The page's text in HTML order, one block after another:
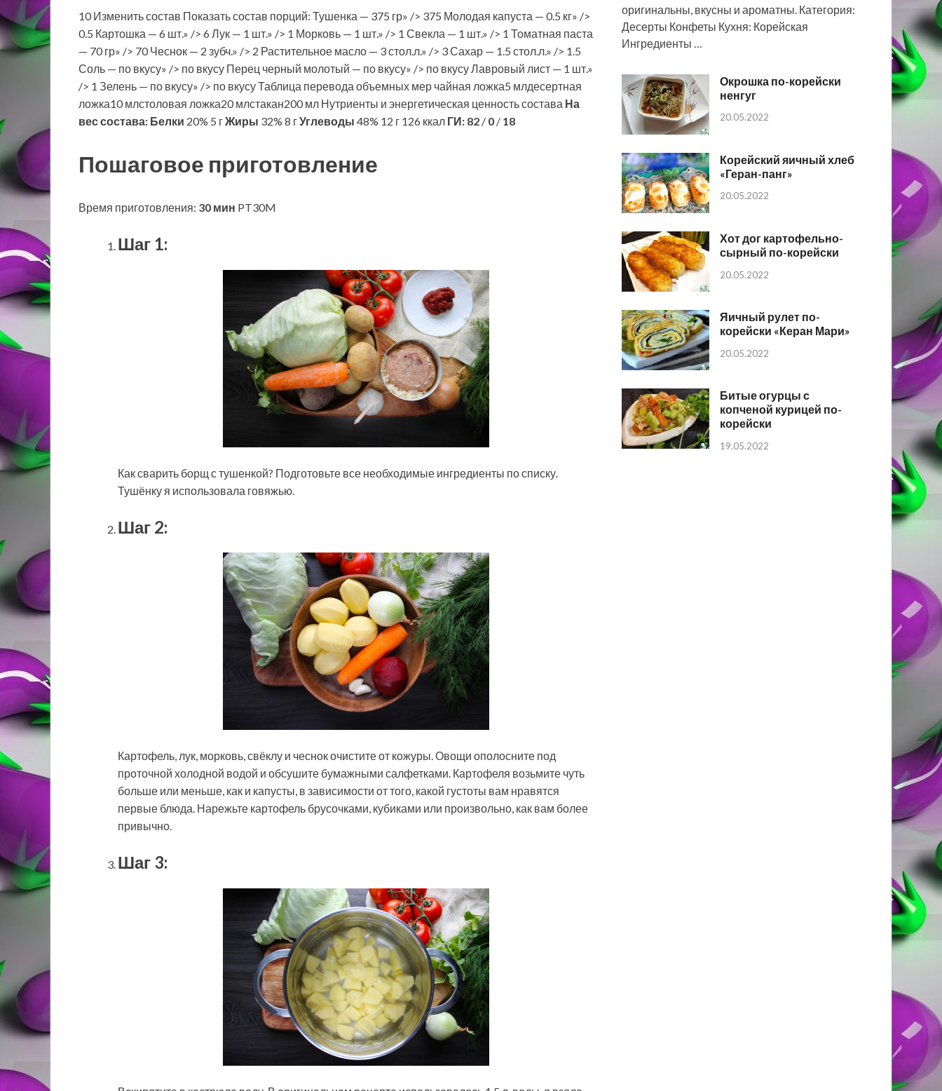
10 Изменить состав Показать состав порций: Тушенка — 375 гр» /> 375 Молодая капуста — 0.5 кг» />
0.5 Картошка — 6 шт.» /> 6 Лук — 1 шт.» /> 1 Морковь — 1 шт.» /> 1 Свекла — 1 шт.» /> 1 Томатная паста
— 70 гр» /> 70 Чеснок — 2 зубч.» /> 2 Растительное масло — 3 стол.л.» /> 3 Сахар — 1.5 стол.л.» /> 1.5
Соль — по вкусу» /> по вкусу Перец черный молотый — по вкусу» /> по вкусу Лавровый лист — 1 шт.»
/> 1 Зелень — по вкусу» /> по вкусу Таблица перевода объемных мер чайная ложка5 млдесертная
ложка10 млстоловая ложка20 млстакан200 мл Нутриенты и энергетическая ценность состава На
вес состава: Белки 20% 5 гЖиры 32% 8 гУглеводы 48% 12 г 126 ккал ГИ: 82 / 0 / 18
Пошаговое приготовление
Время приготовления: 30 мин PT30M
Шаг 1:
Как сварить борщ с тушенкой? Подготовьте все необходимые ингредиенты по списку.
Тушёнку я использовала говяжью.
Шаг 2:
Картофель, лук, морковь, свёклу и чеснок очистите от кожуры. Овощи ополосните под
проточной холодной водой и обсушите бумажными салфетками. Картофеля возьмите чуть
больше или меньше, как и капусты, в зависимости от того, какой густоты вам нравятся
первые блюда. Нарежьте картофель брусочками, кубиками или произвольно, как вам более
привычно.
Шаг 3:
оригинальны, вкусны и ароматны. Категория:
Десерты Конфеты Кухня: Корейская
Ингредиенты …
Окрошка по-корейски
ненгуг
20.05.2022
Корейский яичный хлеб
«Геран-панг»
20.05.2022
Хот дог картофельно-
сырный по-корейски
20.05.2022
Яичный рулет по-
корейски «Керан Мари»
20.05.2022
Битые огурцы с
копченой курицей по-
корейски
19.05.2022